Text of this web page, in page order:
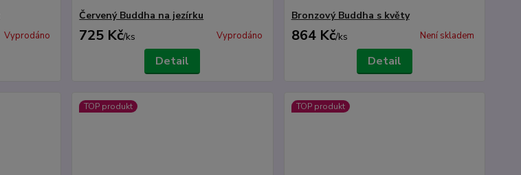
Vyprodáno
Červený Buddha na jezírku
725 Kč/ks Vyprodáno
Detail
Bronzový Buddha s květy
864 Kč/ks Není skladem
Detail
TOP produkt TOP produkt